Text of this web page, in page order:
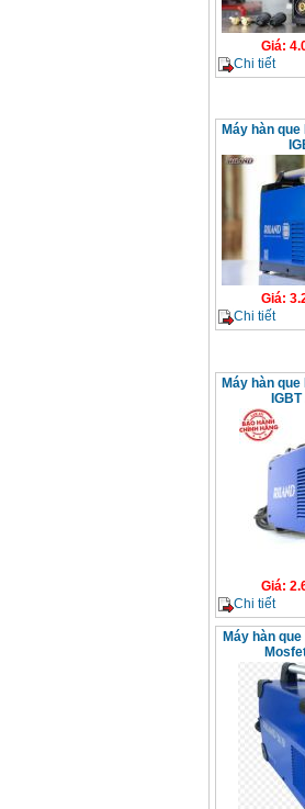
Giá:
Chi tiết
Máy hàn
Giá:
Chi tiết
Máy hàn
Giá:
Chi tiết
Máy hàn que